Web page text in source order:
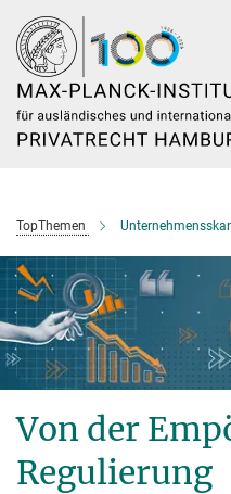
Hauptinhalt
TopThemen
Von der
Regulierung